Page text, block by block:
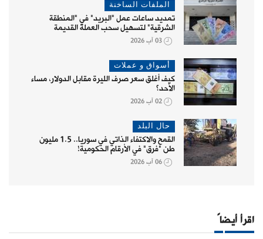
الملفات الساخنة
تمديد ساعات عمل "البريد" في "المنطقة
الشرقية" لتسهيل سحب العملة القديمة
03 آب 2026
أسواق و عملات
كيف أغلق سعر صرف الليرة مقابل الدولار، مساء
الأحد؟
02 آب 2026
حال البلد
القمح والاكتفاء الذاتي في سوريا.. 1.5 مليون
طن "فرق" في الأرقام الحكومية!
06 آب 2026
اقرأ أيضاً